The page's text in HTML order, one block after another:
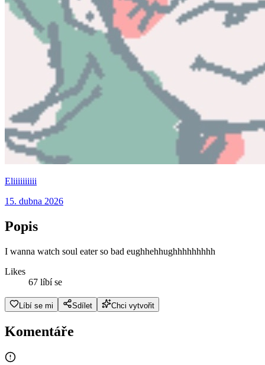
Eliiiiiiiiii
15. dubna 2026
Popis
I wanna watch soul eater so bad eughhehhughhhhhhhhh
Likes
67 líbí se
Líbí se mi Sdílet Chci vytvořit
Komentáře